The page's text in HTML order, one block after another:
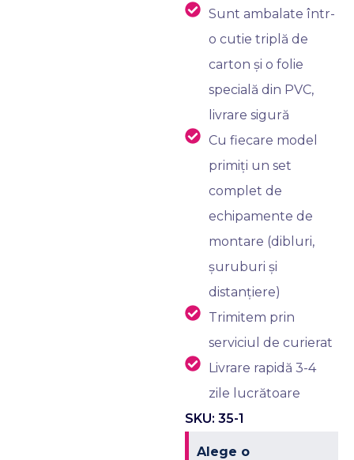
Sunt ambalate într-
o cutie triplă de
carton și o folie
specială din PVC,
livrare sigură
Cu fiecare model
primiți un set
complet de
echipamente de
montare (dibluri,
șuruburi și
distanțiere)
Trimitem prin
serviciul de curierat
Livrare rapidă 3-4
zile lucrătoare
SKU: 35-1
Alege o